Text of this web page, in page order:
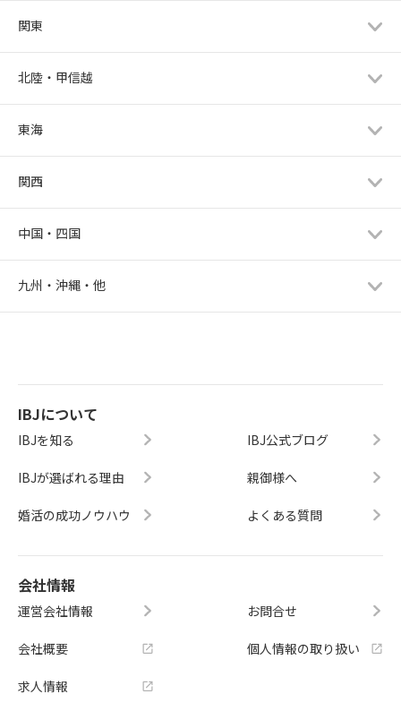
関東
北陸・甲信越
東海
関西
中国・四国
九州・沖縄・他
IBJについて
IBJを知る
IBJが選ばれる理由
婚活の成功ノウハウ
IBJ公式ブログ
親御様へ
よくある質問
会社情報
運営会社情報
会社概要
求人情報
お問合せ
個人情報の取り扱い